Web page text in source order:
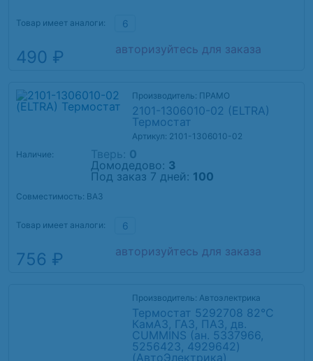
Товар имеет аналоги: 6
490 ₽ авторизуйтесь для заказа
Производитель: ПРАМО
2101-1306010-02 (ELTRA)
Термостат
Артикул: 2101-1306010-02
Наличие:
Тверь: 0
Домодедово: 3
Под заказ 7 дней: 100
Совместимость: ВАЗ
Товар имеет аналоги: 6
756 ₽ авторизуйтесь для заказа
Производитель: Автоэлектрика
Термостат 5292708 82°С
КамАЗ, ГАЗ, ПАЗ, дв.
CUMMINS (ан. 5337966,
5256423, 4929642)
(АвтоЭлектрика)